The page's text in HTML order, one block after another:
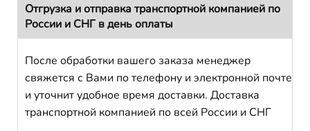
Отгрузка и отправка транспортной компанией по
России и СНГ в день оплаты
После обработки вашего заказа менеджер
свяжется с Вами по телефону и электронной почте
и уточнит удобное время доставки. Доставка
транспортной компанией по всей России и СНГ